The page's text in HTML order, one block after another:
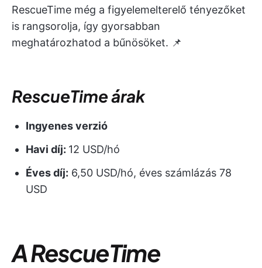
RescueTime még a figyelemelterelő tényezőket
is rangsorolja, így gyorsabban
meghatározhatod a bűnösöket. 📌
RescueTime árak
Ingyenes verzió
Havi díj: 12 USD/hó
Éves díj: 6,50 USD/hó, éves számlázás 78
USD
ARescueTime